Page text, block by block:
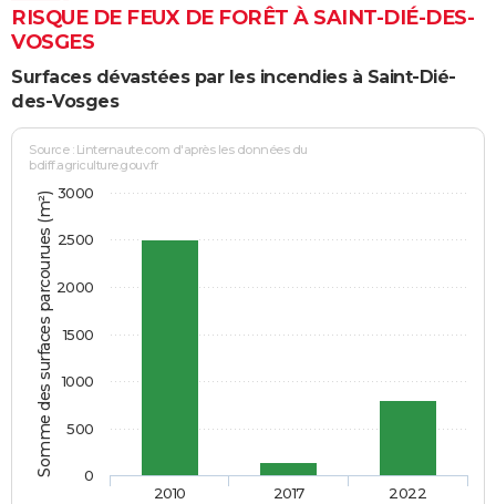
RISQUE DE FEUX DE FORÊT À SAINT-DIÉ-DES-
VOSGES
Surfaces dévastées par les incendies à Saint-Dié-
des-Vosges
Somme des surfaces parcourues (m²)
Source : Linternaute.com d'après les données du
bdiff.agriculture.gouv.fr
2010 2017 2022
0
500
1000
1500
2000
2500
3000